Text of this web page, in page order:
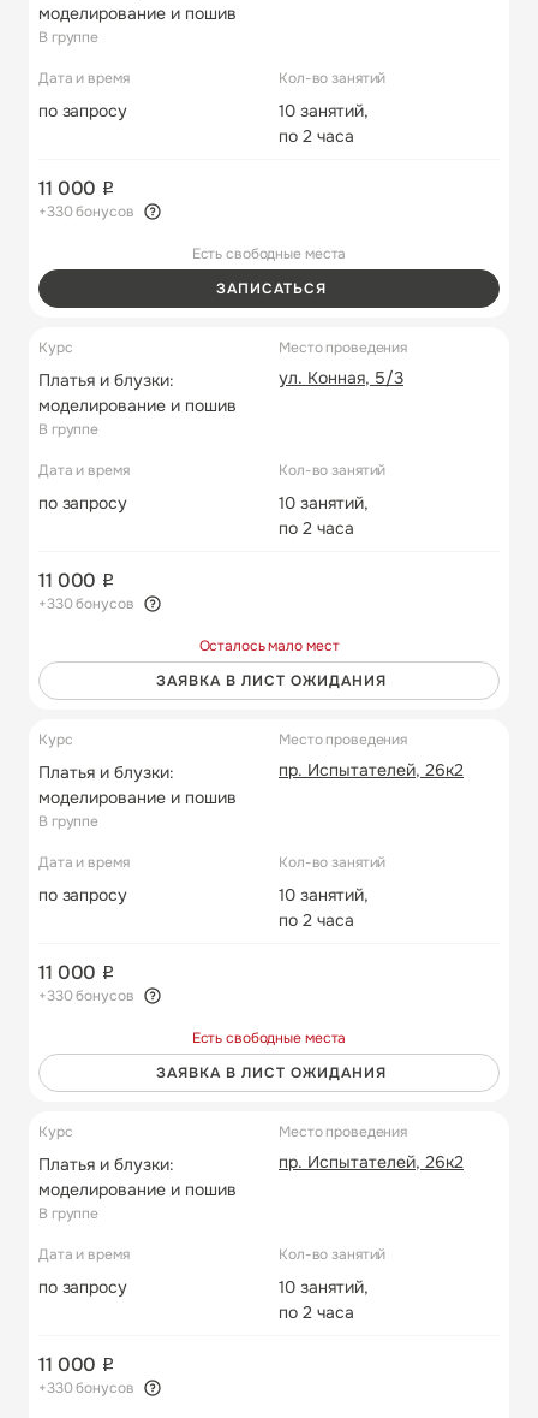
моделирование и пошив
В группе
Дата и время
по запросу
Кол-во занятий
10 занятий,
по 2 часа
11 000
+330 бонусов
Есть свободные места
ЗАПИСАТЬСЯ
Курс
Платья и блузки:
моделирование и пошив
В группе
Место проведения
ул. Конная, 5/3
Дата и время
по запросу
Кол-во занятий
10 занятий,
по 2 часа
11 000
+330 бонусов
Осталось мало мест
ЗАЯВКА В ЛИСТ ОЖИДАНИЯ
Курс
Платья и блузки:
моделирование и пошив
В группе
Место проведения
пр. Испытателей, 26к2
Дата и время
по запросу
Кол-во занятий
10 занятий,
по 2 часа
11 000
+330 бонусов
Есть свободные места
ЗАЯВКА В ЛИСТ ОЖИДАНИЯ
Курс
Платья и блузки:
моделирование и пошив
В группе
Место проведения
пр. Испытателей, 26к2
Дата и время
по запросу
Кол-во занятий
10 занятий,
по 2 часа
11 000
+330 бонусов